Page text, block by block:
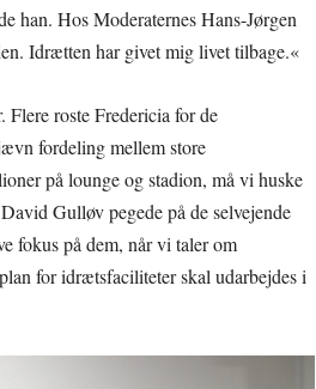
han. Hos Moderaternes Hans-Jørgen
Idrætten har givet mig livet tilbage.«
roste Fredericia for de
fordeling mellem store
på lounge og stadion, må vi huske
Gulløv pegede på de selvejende
fokus på dem, når vi taler om
for idrætsfaciliteter skal udarbejdes i